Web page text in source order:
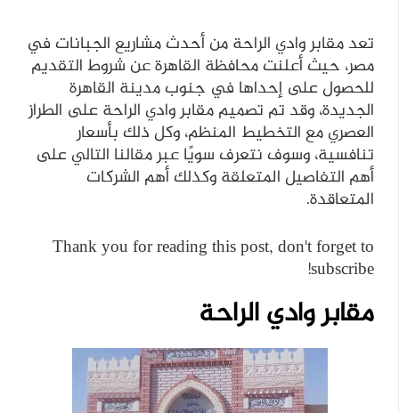
تعد مقابر وادي الراحة من أحدث مشاريع الجبانات في
مصر، حيث أعلنت محافظة القاهرة عن شروط التقديم
للحصول على إحداها في جنوب مدينة القاهرة
الجديدة، وقد تم تصميم مقابر وادي الراحة على الطراز
العصري مع التخطيط المنظم، وكل ذلك بأسعار
تنافسية، وسوف نتعرف سويًا عبر مقالنا التالي على
أهم التفاصيل المتعلقة وكذلك أهم الشركات
المتعاقدة.
Thank you for reading this post, don't forget to
subscribe!
مقابر وادي الراحة